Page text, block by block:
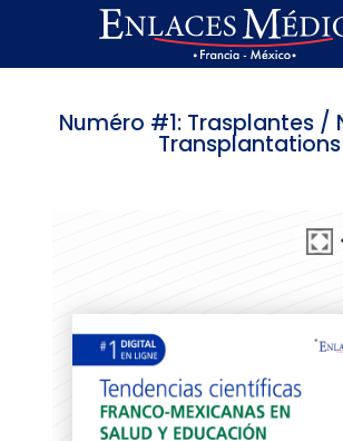
Numéro #1: Trasplantes /
Transplantations